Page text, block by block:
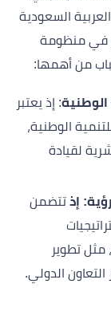
السعودية
كبير في منظومة
من أهمها:
: إذ يعتبر
أساسية للتنمية الوطنية،
لقيادة
إذ تتضمن
مثل تطوير
التعاون الدولي.